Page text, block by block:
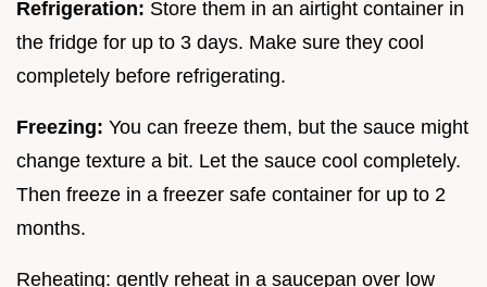
Refrigeration: Store them in an airtight container in
the fridge for up to 3 days. Make sure they cool
completely before refrigerating.
Freezing: You can freeze them, but the sauce might
change texture a bit. Let the sauce cool completely.
Then freeze in a freezer safe container for up to 2
months.
Reheating: gently reheat in a saucepan over low